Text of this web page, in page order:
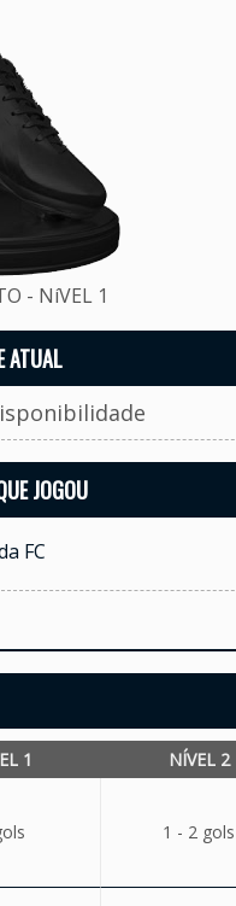
- NíVEL 1
ATUAL
JOGOU
FC
1 NÍVEL 2
1 - 2 gols